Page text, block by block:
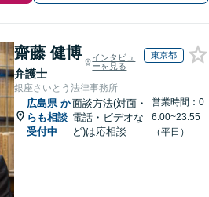
齋藤 健博
弁護士
インタビュ
ーを見る
東京都
銀座さいとう法律事務所
広島県 か
らも相談
受付中
面談方法(対面・
電話・ビデオな
ど)は応相談
営業時間：0
6:00~23:55
（平日）